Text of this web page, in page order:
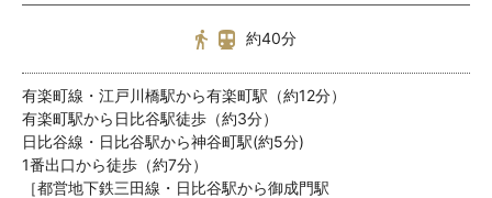
約40分
有楽町線・江戸川橋駅から有楽町駅（約12分）
有楽町駅から日比谷駅徒歩（約3分）
日比谷線・日比谷駅から神谷町駅(約5分)
1番出口から徒歩（約7分）
［都営地下鉄三田線・日比谷駅から御成門駅